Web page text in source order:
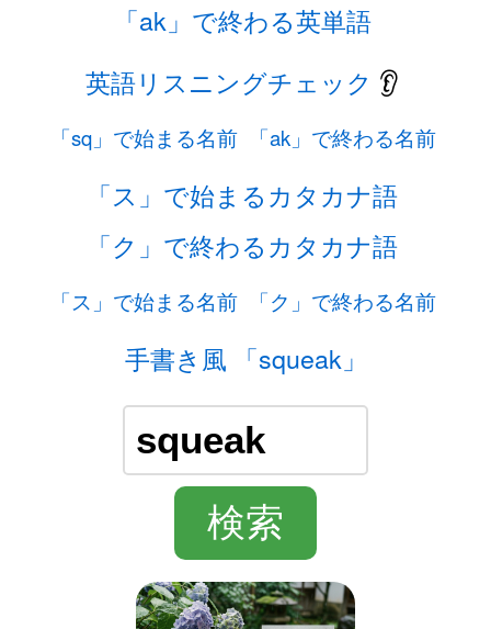
「ak」で終わる英単語
英語リスニングチェック 👂
「sq」で始まる名前 「ak」で終わる名前
「ス」で始まるカタカナ語
「ク」で終わるカタカナ語
「ス」で始まる名前 「ク」で終わる名前
手書き風 「squeak」